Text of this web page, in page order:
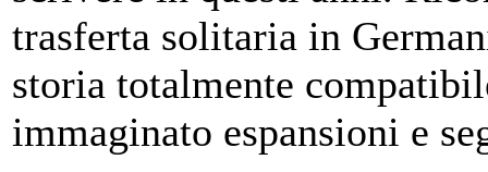
trasferta solitaria in
storia totalmente
immaginato espansioni e